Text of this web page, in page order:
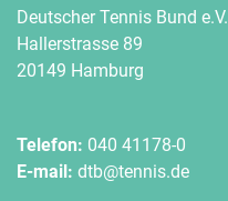
Deutscher Tennis Bund e.V.
Hallerstrasse 89
20149 Hamburg
Telefon: 040 41178-0
E-mail: dtb@tennis.de